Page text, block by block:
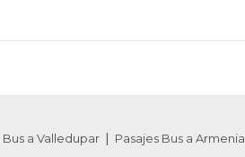
Bus a Valledupar Pasajes Bus a Armenia